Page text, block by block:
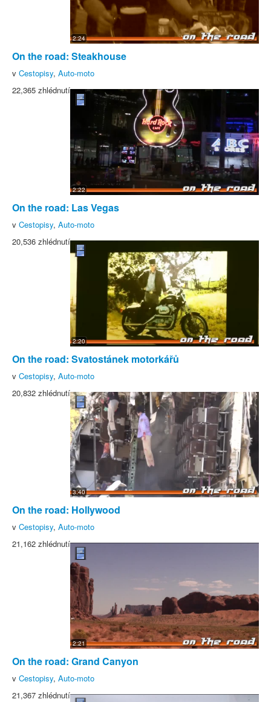
2:24
On the road: Steakhouse
v Cestopisy, Auto-moto
22,365 zhlédnutí
2:22
On the road: Las Vegas
v Cestopisy, Auto-moto
20,536 zhlédnutí
2:20
On the road: Svatostánek motorkářů
v Cestopisy, Auto-moto
20,832 zhlédnutí
3:40
On the road: Hollywood
v Cestopisy, Auto-moto
21,162 zhlédnutí
2:21
On the road: Grand Canyon
v Cestopisy, Auto-moto
21,367 zhlédnutí